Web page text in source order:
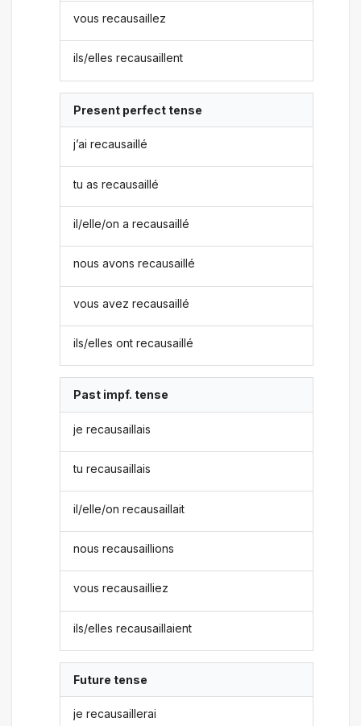
vous recausaillez
ils/elles recausaillent
Present perfect tense
j’ai recausaillé
tu as recausaillé
il/elle/on a recausaillé
nous avons recausaillé
vous avez recausaillé
ils/elles ont recausaillé
Past impf. tense
je recausaillais
tu recausaillais
il/elle/on recausaillait
nous recausaillions
vous recausailliez
ils/elles recausaillaient
Future tense
je recausaillerai